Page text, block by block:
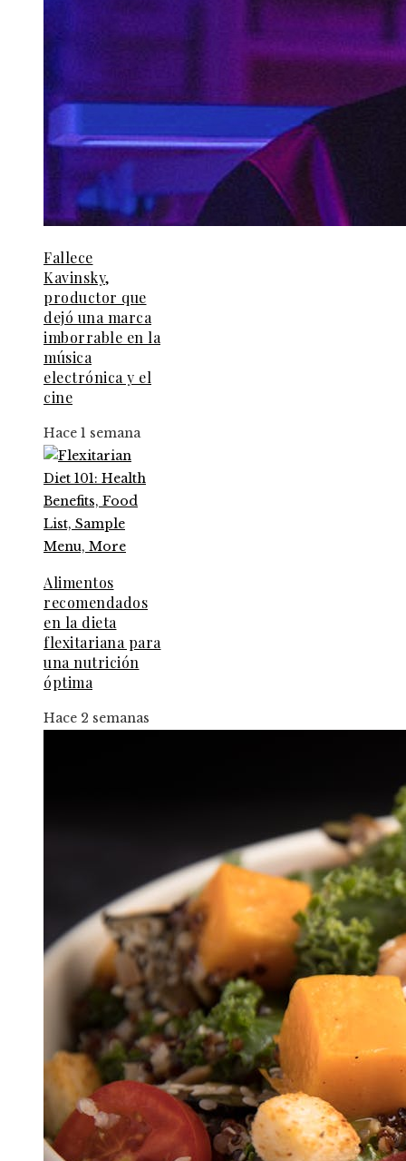
Fallece
Kavinsky,
productor que
dejó una marca
imborrable en la
música
electrónica y el
cine
Hace 1 semana
Alimentos
recomendados
en la dieta
flexitariana para
una nutrición
óptima
Hace 2 semanas